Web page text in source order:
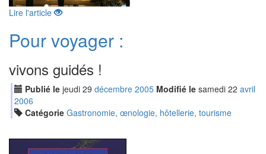
Lire l'article
Pour voyager :
vivons guidés !
Publié le jeudi 29 décembre 2005 Modifié le samedi 22 avril
2006
Catégorie Gastronomie, œnologie, hôtellerie, tourisme